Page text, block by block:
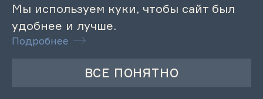
17.05.2023
II Всероссийский конкурс-
народного творчества
Мы используем куки, чтобы сайт был
удобнее и лучше.
Подробнее